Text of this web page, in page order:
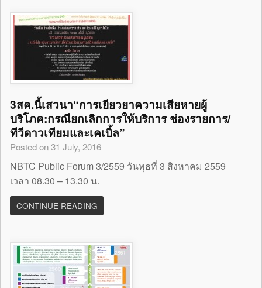
3สค.นี้เสวนา“การเยียวยาความเสียหายผู้
บริโภค:กรณียกเลิกการให้บริการ ช่องรายการ/
ทีวีดาวเทียมและเคเบิ้ล”
Posted on 31 July, 2016
NBTC Public Forum 3/2559 วันพุธที่ 3 สิงหาคม 2559
เวลา 08.30 – 13.30 น.
CONTINUE READING